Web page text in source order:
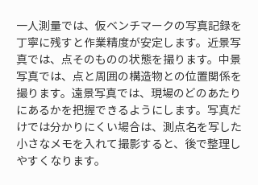
一人測量では、仮ベンチマークの写真記録を
丁寧に残すと作業精度が安定します。近景写
真では、点そのものの状態を撮ります。中景
写真では、点と周囲の構造物との位置関係を
撮ります。遠景写真では、現場のどのあたり
にあるかを把握できるようにします。写真だ
けでは分かりにくい場合は、測点名を写した
小さなメモを入れて撮影すると、後で整理し
やすくなります。